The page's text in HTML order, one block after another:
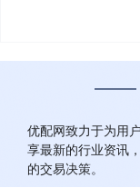
优配网致力于为用
享最新的行业资讯
的交易决策。